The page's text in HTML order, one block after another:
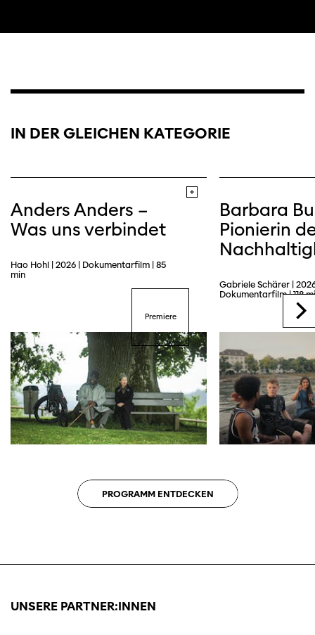
IN DER GLEICHEN KATEGORIE
PROGRAMM ENTDECKEN
Anders Anders –
Was uns verbindet
Hao Hohl | 2026 | Dokumentarfilm | 85
min
Premiere
Barbara
Pionierin
Gabriele Schärer |
Dokumentarfilm | 118
UNSERE PARTNER:INNEN